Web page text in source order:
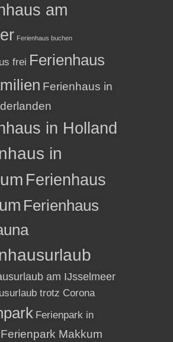
am
Ferienhaus buchen
frei Ferienhaus
Ferienhaus in
in Holland
in
Ferienhaus
Ferienhaus
am IJsselmeer
trotz Corona
Ferienpark in
Ferienpark Makkum